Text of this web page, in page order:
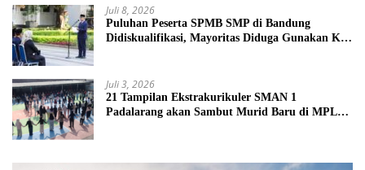
Juli 8, 2026
Puluhan Peserta SPMB SMP di Bandung
Didiskualifikasi, Mayoritas Diduga Gunakan KK
Juli 3, 2026
21 Tampilan Ekstrakurikuler SMAN 1
Padalarang akan Sambut Murid Baru di MPLS